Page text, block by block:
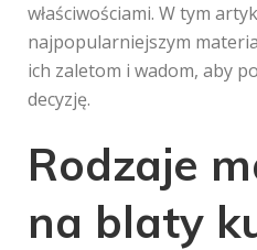
właściwościami. W tym
najpopularniejszym
ich zaletom i wadom, aby
decyzję.
Rodzaje
na blaty